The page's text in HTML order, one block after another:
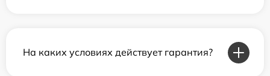
На каких условиях действует гарантия?